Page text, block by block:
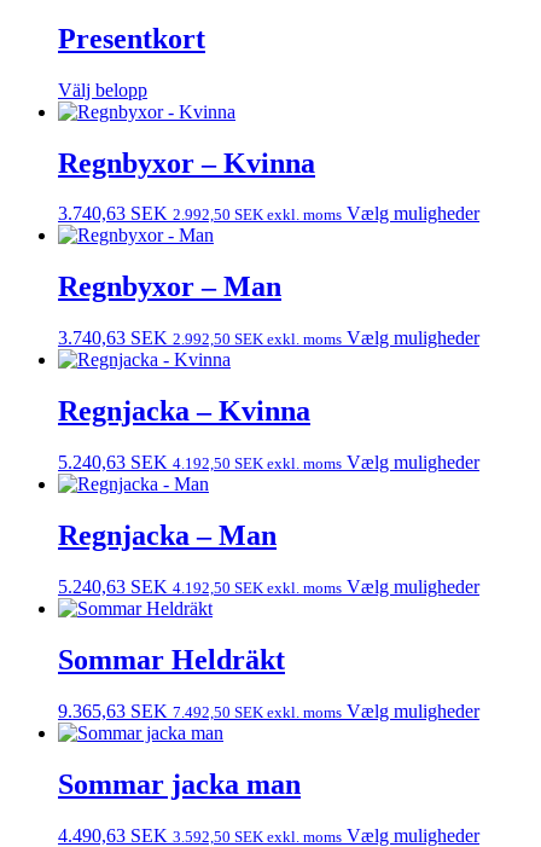
Presentkort
Välj belopp
Regnbyxor – Kvinna
3.740,63 SEK 2.992,50 SEK exkl. moms Vælg muligheder
Regnbyxor – Man
3.740,63 SEK 2.992,50 SEK exkl. moms Vælg muligheder
Regnjacka – Kvinna
5.240,63 SEK 4.192,50 SEK exkl. moms Vælg muligheder
Regnjacka – Man
5.240,63 SEK 4.192,50 SEK exkl. moms Vælg muligheder
Sommar Heldräkt
9.365,63 SEK 7.492,50 SEK exkl. moms Vælg muligheder
Sommar jacka man
4.490,63 SEK 3.592,50 SEK exkl. moms Vælg muligheder